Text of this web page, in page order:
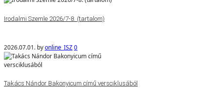
Irodalmi Szemle 2026/7-8. (tartalom)
2026.07.01. byonline_ISZ0
Takács Nándor Bakonyicum című versciklusából